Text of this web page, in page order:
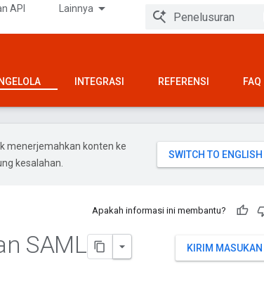
API Lainnya
INTEGRASI REFERENSI FAQ
menerjemahkan konten ke
kesalahan.
Apakah informasi ini membantu?
KIRIM MASUKAN
SAML